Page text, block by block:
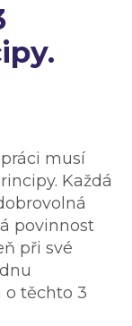
musí
Každá
povinnost
při své
o těchto 3